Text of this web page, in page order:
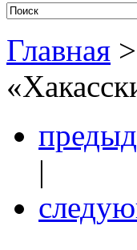
Главная >
|